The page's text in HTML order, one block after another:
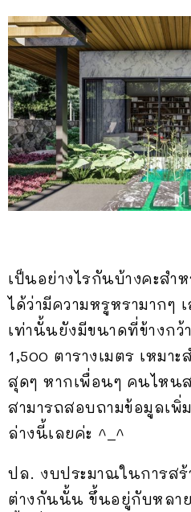
เป็นอย่างไรกันบ้างคะสำ
ได้ว่ามีความหรูหรามากๆ
เท่านั้นยังมีขนาดที่ข้างก
1,500 ตารางเมตร เหมา
สุดๆ หากเพื่อนๆ คนไหน
สามารถสอบถามข้อมูลเพิ่
ล่างนี้เลยค่ะ ^_^
ปล. งบประมาณในการส
ต่างกันนั้น ขึ้นอยู่กับหลาย